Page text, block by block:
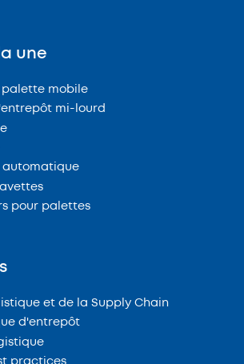
une
palette mobile
mi-lourd
automatique
pour palettes
et de la Supply Chain
d'entrepôt